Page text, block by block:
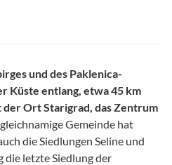
und des Paklenica-
Küste entlang, etwa 45 km
Ort Starigrad, das Zentrum
Gemeinde hat
die Siedlungen Seline und
die letzte Siedlung der